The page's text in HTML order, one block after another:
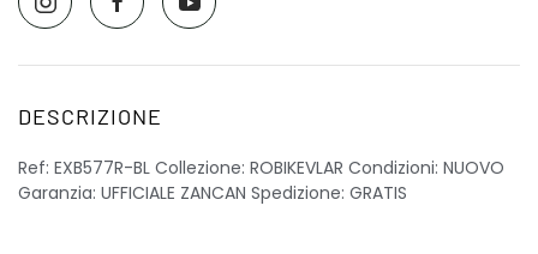
DESCRIZIONE
Ref: EXB577R-BL Collezione: ROBIKEVLAR Condizioni: NUOVO
Garanzia: UFFICIALE ZANCAN Spedizione: GRATIS